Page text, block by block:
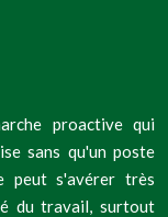
proactive qui
sans qu'un poste
peut s'avérer très
du travail, surtout